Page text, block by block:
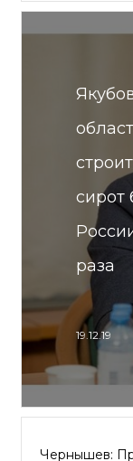
сирот
раза
19.12.19
Чернышев: